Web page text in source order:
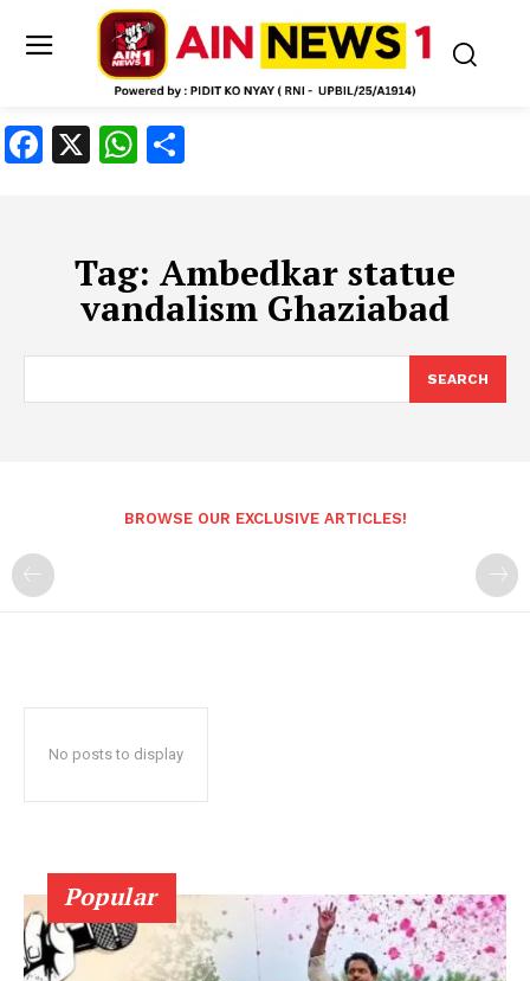
Facebook
X WhatsApp
Tag: Ambedkar statue
vandalism Ghaziabad
SEARCH
BROWSE OUR EXCLUSIVE ARTICLES!
No posts to display
Popular